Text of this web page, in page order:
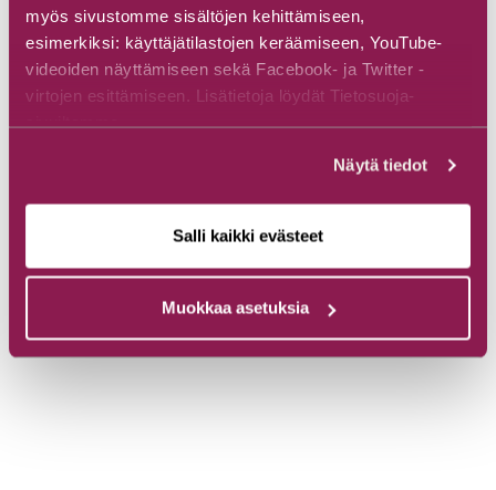
myös sivustomme sisältöjen kehittämiseen,
esimerkiksi: käyttäjätilastojen keräämiseen, YouTube-
videoiden näyttämiseen sekä Facebook- ja Twitter -
virtojen esittämiseen. Lisätietoja löydät Tietosuoja-
sivuiltamme.
Näytä tiedot
Salli kaikki evästeet
Muokkaa asetuksia